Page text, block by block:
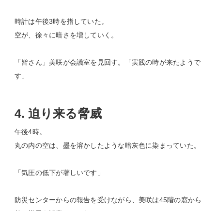
時計は午後3時を指していた。
空が、徐々に暗さを増していく。
「皆さん」美咲が会議室を見回す。「実践の時が来たようで
す」
4. 迫り来る脅威
午後4時。
丸の内の空は、墨を溶かしたような暗灰色に染まっていた。
「気圧の低下が著しいです」
防災センターからの報告を受けながら、美咲は45階の窓から